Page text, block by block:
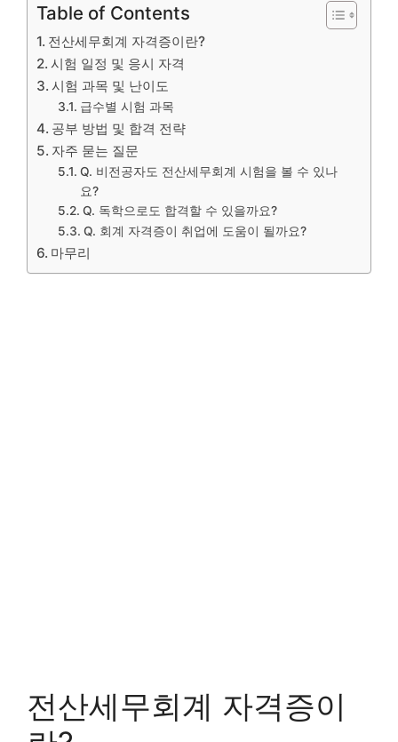
Table of Contents
전산세무회계 자격증이란?
시험 일정 및 응시 자격
시험 과목 및 난이도
급수별 시험 과목
공부 방법 및 합격 전략
자주 묻는 질문
Q. 비전공자도 전산세무회계 시험을 볼 수 있나
요?
Q. 독학으로도 합격할 수 있을까요?
Q. 회계 자격증이 취업에 도움이 될까요?
마무리
전산세무회계 자격증이